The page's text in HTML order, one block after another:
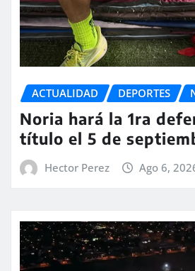
ACTUALIDAD DEPORTES
Noria hará la 1ra
título el 5 de
Hector Perez Ago 6,